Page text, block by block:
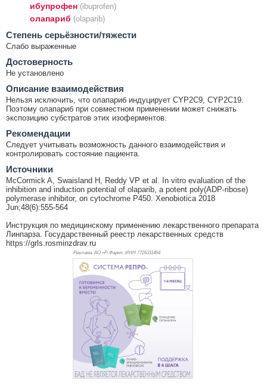
ибупрофен (ibuprofen)
олапариб (olaparib)
Cтепень серьёзности/тяжести
Слабо выраженные
Достоверность
Не установлено
Описание взаимодействия
Нельзя исключить, что олапариб индуцирует CYP2C9, CYP2C19.
Поэтому олапариб при совместном применении может снижать
экспозицию субстратов этих изоферментов.
Рекомендации
Следует учитывать возможность данного взаимодействия и
контролировать состояние пациента.
Источники
McCormick A, Swaisland H, Reddy VP et al. In vitro evaluation of the
inhibition and induction potential of olaparib, a potent poly(ADP-ribose)
polymerase inhibitor, on cytochrome P450. Xenobiotica 2018
Jun;48(6):555-564
Инструкция по медицинскому применению лекарственного препарата
Линпарза. Государственный реестр лекарственных средств
https://grls.rosminzdrav.ru
Реклама. АО «Р-Фарм», ИНН 7726311464